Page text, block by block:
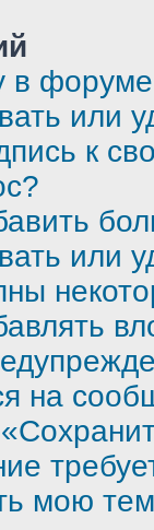
в
или
к
или
на
мою